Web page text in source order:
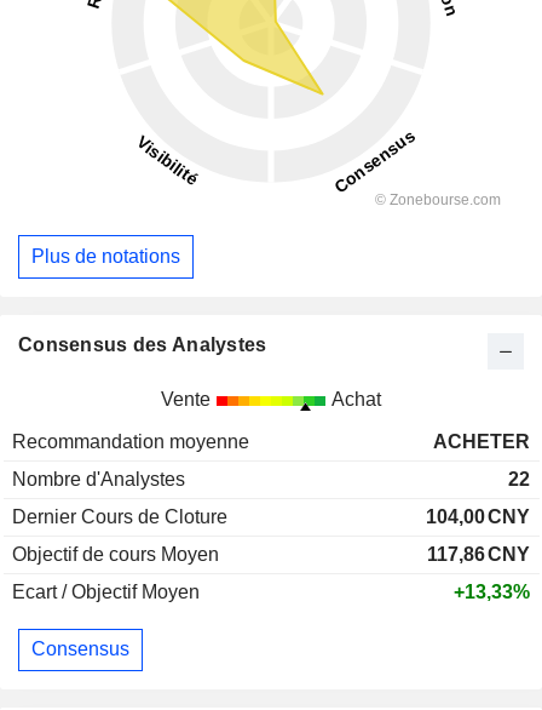
Plus de notations
Consensus des Analystes
Vente Achat
Recommandation moyenne
ACHETER
Nombre d'Analystes
22
Dernier Cours de Cloture
104,00CNY
Objectif de cours Moyen
117,86CNY
Ecart / Objectif Moyen
+13,33%
Consensus